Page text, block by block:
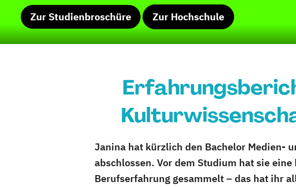
Zur Studienbroschüre Zur Hochschule
Janina hat kürzlich den Bachelor Medien-
abschlossen. Vor dem Studium hat sie
Berufserfahrung gesammelt – das hat ihr